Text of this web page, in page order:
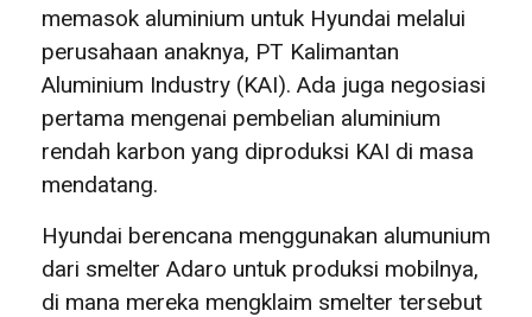
memasok aluminium untuk Hyundai melalui
perusahaan anaknya, PT Kalimantan
Aluminium Industry (KAI). Ada juga negosiasi
pertama mengenai pembelian aluminium
rendah karbon yang diproduksi KAI di masa
mendatang.
Hyundai berencana menggunakan alumunium
dari smelter Adaro untuk produksi mobilnya,
di mana mereka mengklaim smelter tersebut